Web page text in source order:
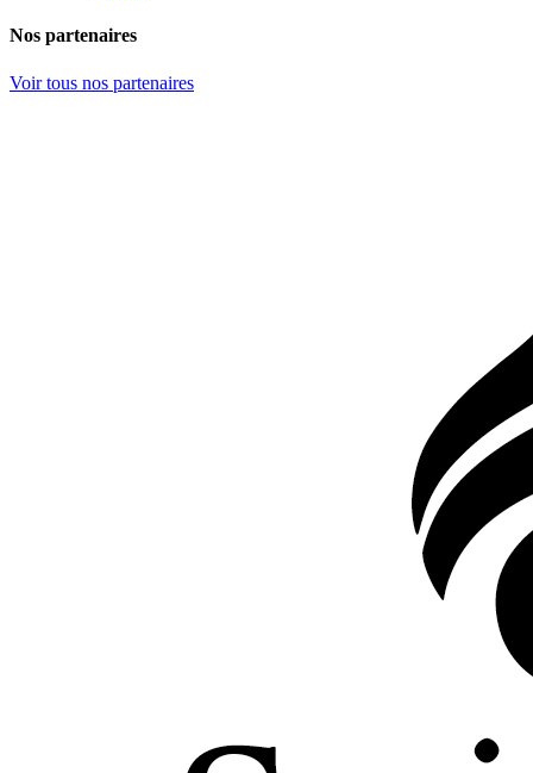
Nos partenaires
Voir tous nos partenaires